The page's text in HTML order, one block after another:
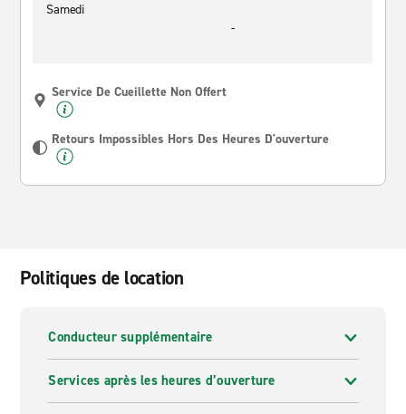
Samedi
-
Service De Cueillette Non Offert
Retours Impossibles Hors Des Heures D'ouverture
Politiques de location
Conducteur supplémentaire
Services après les heures d’ouverture